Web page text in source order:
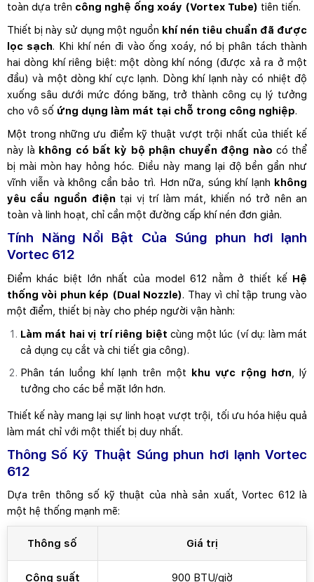
toàn dựa trên công nghệ ống xoáy (Vortex Tube) tiên tiến.
Thiết bị này sử dụng một nguồn khí nén tiêu chuẩn đã được
lọc sạch. Khi khí nén đi vào ống xoáy, nó bị phân tách thành
hai dòng khí riêng biệt: một dòng khí nóng (được xả ra ở một
đầu) và một dòng khí cực lạnh. Dòng khí lạnh này có nhiệt độ
xuống sâu dưới mức đóng băng, trở thành công cụ lý tưởng
cho vô số ứng dụng làm mát tại chỗ trong công nghiệp.
Một trong những ưu điểm kỹ thuật vượt trội nhất của thiết kế
này là không có bất kỳ bộ phận chuyển động nào có thể
bị mài mòn hay hỏng hóc. Điều này mang lại độ bền gần như
vĩnh viễn và không cần bảo trì. Hơn nữa, súng khí lạnh không
yêu cầu nguồn điệntại vị trí làm mát, khiến nó trở nên an
toàn và linh hoạt, chỉ cần một đường cấp khí nén đơn giản.
Tính Năng Nổi Bật Của Súng phun hơi lạnh
Vortec 612
Điểm khác biệt lớn nhất của model 612 nằm ở thiết kế Hệ
thống vòi phun kép (Dual Nozzle). Thay vì chỉ tập trung vào
một điểm, thiết bị này cho phép người vận hành:
Làm mát hai vị trí riêng biệt cùng một lúc (ví dụ: làm mát
cả dụng cụ cắt và chi tiết gia công).
Phân tán luồng khí lạnh trên một khu vực rộng hơn, lý
tưởng cho các bề mặt lớn hơn.
Thiết kế này mang lại sự linh hoạt vượt trội, tối ưu hóa hiệu quả
làm mát chỉ với một thiết bị duy nhất.
Thông Số Kỹ Thuật Súng phun hơi lạnh Vortec
612
Dựa trên thông số kỹ thuật của nhà sản xuất, Vortec 612 là
một hệ thống mạnh mẽ:
Thông số Giá trị
Công suất 900 BTU/giờ